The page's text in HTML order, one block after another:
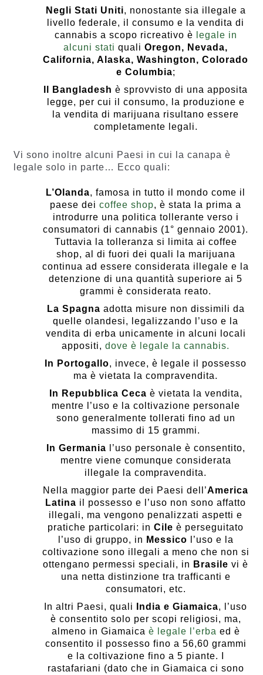
Negli Stati Uniti, nonostante sia illegale a
livello federale, il consumo e la vendita di
cannabis a scopo ricreativo è
legale in
alcuni stati quali Oregon, Nevada,
California, Alaska, Washington, Colorado
e Columbia;
Il Bangladesh è sprovvisto di una apposita
legge, per cui il consumo, la produzione e
la vendita di marijuana risultano essere
completamente legali.
Vi sono inoltre alcuni Paesi in cui la canapa è
legale solo in parte… Ecco quali:
L’Olanda, famosa in tutto il mondo come il
paese dei coffee shop, è stata la prima a
introdurre una politica tollerante verso i
consumatori di cannabis (1° gennaio 2001).
Tuttavia la tolleranza si limita ai coffee
shop, al di fuori dei quali la marijuana
continua ad essere considerata illegale e la
detenzione di una quantità superiore ai 5
grammi è considerata reato.
La Spagna adotta misure non dissimili da
quelle olandesi, legalizzando l’uso e la
vendita di erba unicamente in alcuni locali
appositi, dove è legale la cannabis.
In Portogallo, invece, è legale il possesso
ma è vietata la compravendita.
In Repubblica Ceca è vietata la vendita,
mentre l’uso e la coltivazione personale
sono generalmente tollerati fino ad un
massimo di 15 grammi.
In Germania l’uso personale è consentito,
mentre viene comunque considerata
illegale la compravendita.
Nella maggior parte dei Paesi dell’America
Latina il possesso e l’uso non sono affatto
illegali, ma vengono penalizzati aspetti e
pratiche particolari: in Cile è perseguitato
l’uso di gruppo, in Messico l’uso e la
coltivazione sono illegali a meno che non si
ottengano permessi speciali, in Brasile vi è
una netta distinzione tra trafficanti e
consumatori, etc.
In altri Paesi, quali
India e Giamaica, l’uso
è consentito solo per scopi religiosi, ma,
almeno in Giamaica è legale l’erba ed è
consentito il possesso fino a 56,60 grammi
e la coltivazione fino a 5 piante. I
rastafariani (dato che in Giamaica ci sono